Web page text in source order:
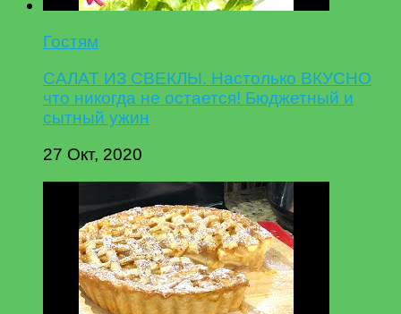
Гостям
САЛАТ ИЗ СВЕКЛЫ. Настолько ВКУСНО
что никогда не остается! Бюджетный и
сытный ужин
27 Окт, 2020